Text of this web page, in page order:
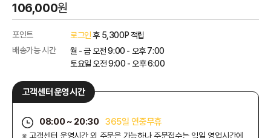
106,000원
포인트 로그인후 5,300P 적립
배송가능 시간
월 - 금 오전 9:00 - 오후 7:00
토요일 오전 9:00 - 오후 6:00
고객센터 운영시간
08:00 ~ 20:30 365일 연중무휴
※ 고객센터 운영시간 외 주문은 가능하나 주문접수는 익일 영업시간에